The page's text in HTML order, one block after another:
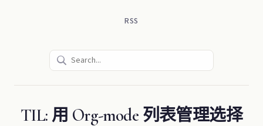
RSS
TIL: 用 Org-mode 列表管理选择